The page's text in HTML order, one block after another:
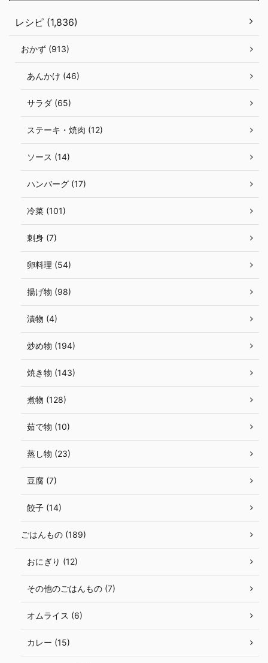
レシピ (1,836)
おかず (913)
あんかけ (46)
サラダ (65)
ステーキ・焼肉 (12)
ソース (14)
ハンバーグ (17)
冷菜 (101)
刺身 (7)
卵料理 (54)
揚げ物 (98)
漬物 (4)
炒め物 (194)
焼き物 (143)
煮物 (128)
茹で物 (10)
蒸し物 (23)
豆腐 (7)
餃子 (14)
ごはんもの (189)
おにぎり (12)
その他のごはんもの (7)
オムライス (6)
カレー (15)